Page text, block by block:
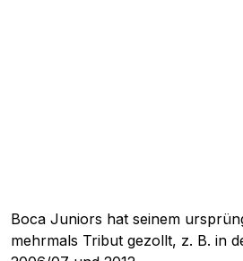
Boca Juniors hat seinem
mehrmals Tribut gezollt, z. B. in